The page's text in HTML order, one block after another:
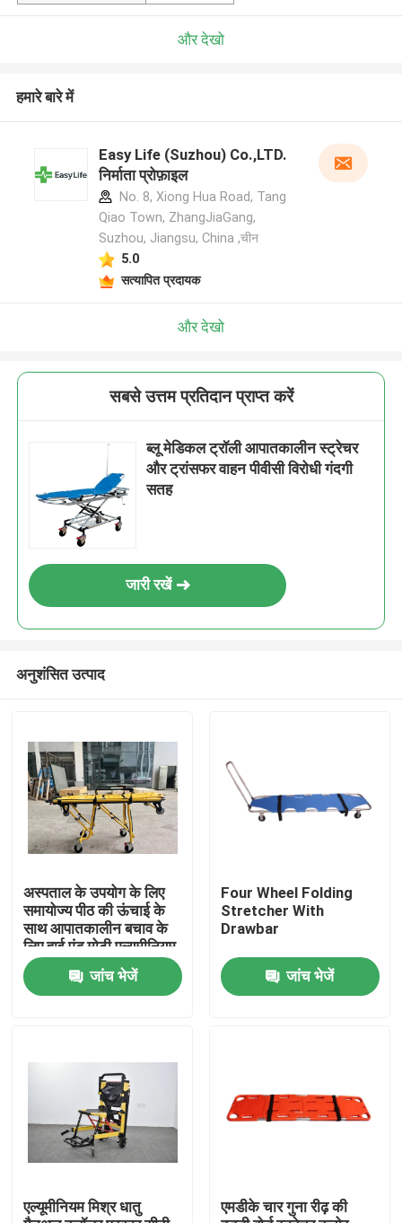
उत्पाद
वीडियो
और देखो
हमारे बारे में
Easy Life (Suzhou) Co.,LTD.
निर्माता प्रोफ़ाइल
No. 8, Xiong Hua Road, Tang
Qiao Town, ZhangJiaGang,
Suzhou, Jiangsu, China ,चीन
5.0
सत्यापित प्रदायक
और देखो
सबसे उत्तम प्रतिदान प्राप्त करें
ब्लू मेडिकल ट्रॉली आपातकालीन स्ट्रेचर
और ट्रांसफर वाहन पीवीसी विरोधी गंदगी
सतह
जारी रखें
अनुशंसित उत्पाद
अस्पताल के उपयोग के लिए
समायोज्य पीठ की ऊंचाई के
साथ आपातकालीन बचाव के
लिए हाई एंड मोटी एल्यूमीनियम
मिश्र धातु एम्बुलेंस स्ट्रेचर
जांच भेजें
Four Wheel Folding
Stretcher With
Drawbar
जांच भेजें
एल्यूमीनियम मिश्र धातु
एमडीके चार गुना रीढ़ की